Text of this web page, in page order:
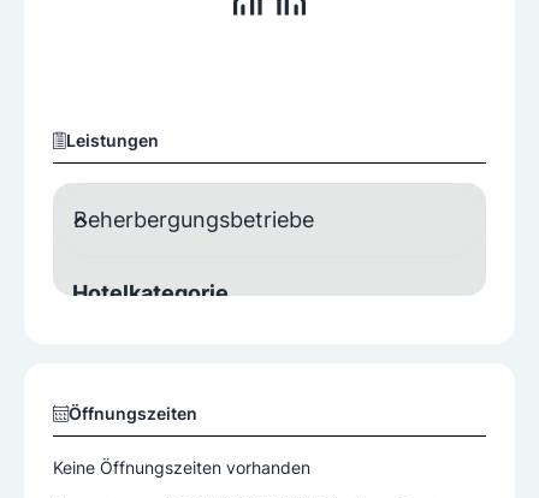
Leistungen
Beherbergungsbetriebe
Hotelkategorie
Doppelzimmer
Einzelzimmer
Mehrbettzimmer
Öffnungszeiten
Keine Öffnungszeiten vorhanden